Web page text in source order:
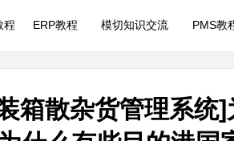
程 ERP教程 模切知识交流 PMS教
箱散杂货管理系统